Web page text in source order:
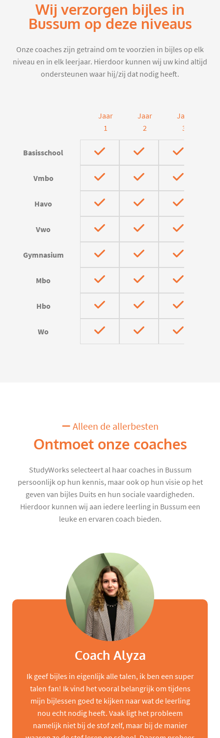
Wij verzorgen bijles in
Bussum op deze niveaus
Onze coaches zijn getraind om te voorzien in bijles op elk
niveau en in elk leerjaar. Hierdoor kunnen wij uw kind altijd
ondersteunen waar hij/zij dat nodig heeft.
Jaar
1
Jaar
2
Jaar
3
Basisschool
Vmbo
Havo
Vwo
Gymnasium
Mbo
Hbo
Wo
Alleen de allerbesten
Ontmoet onze coaches
StudyWorks selecteert al haar coaches in Bussum
persoonlijk op hun kennis, maar ook op hun visie op het
geven van bijles Duits en hun sociale vaardigheden.
Hierdoor kunnen wij aan iedere leerling in Bussum een
leuke en ervaren coach bieden.
Coach Alyza
Ik geef bijles in eigenlijk alle talen, ik ben een super
talen fan! Ik vind het vooral belangrijk om tijdens
mijn bijlessen goed te kijken naar wat de leerling
nou echt nodig heeft. Vaak ligt het probleem
namelijk niet bij de stof zelf, maar bij de manier